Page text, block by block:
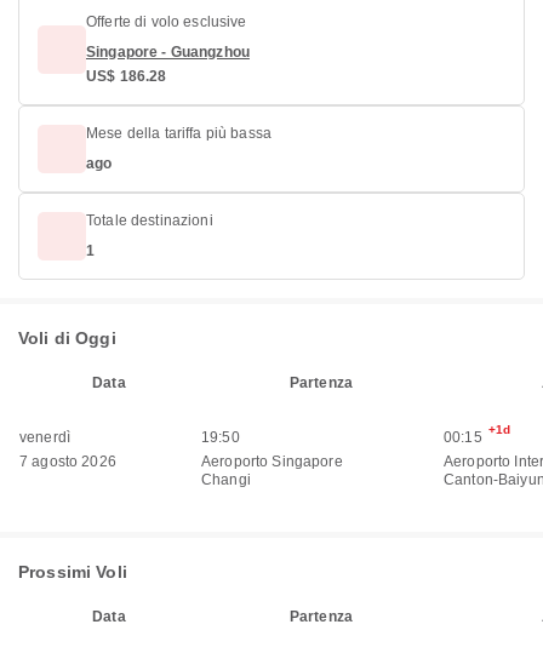
Offerte di volo esclusive
Singapore - Guangzhou
US$ 186.28
Mese della tariffa più bassa
ago
Totale destinazioni
1
Voli di Oggi
Data Partenza
venerdì
7 agosto 2026
19:50
Aeroporto Singapore
Changi
00:15 +1d
Aeroporto
Canton-
Prossimi Voli
Data Partenza